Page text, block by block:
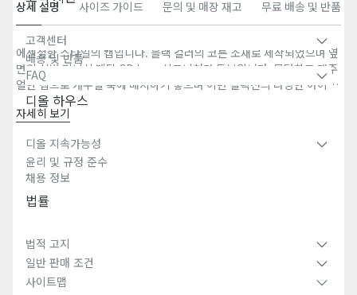
상세 설명 사이즈 가이드 문의 및 매장 재고 무료 배송 및 반품
에센셜한 스타일의 캡입니다. 블랙 컬러의 코튼 소재로 제작되었으며 옆
면의 실버 피니시 메탈 CD Icon 시그니처가 돋보입니다. 모던하고 캐주
얼한 캡으로 캐주얼 룩에 매치하기 좋으며 이번 컬렉션의 다양한 아이템
과 함께 스타일링할 수 있습니다.
옆면 실버 피니시 메탈 CD Icon 시그니처
6-패널 디자인
내부 그로그랭 Dior 시그니처
코튼 내부 안감
겉감: 면 100%, 안감: 면 100%
자세히 보기
고객센터
배송 및 반품
FAQ
디올 하우스
디올 지속가능성
윤리 및 규정 준수
채용 정보
법률
법적 고지
일반 판매 조건
사이트맵